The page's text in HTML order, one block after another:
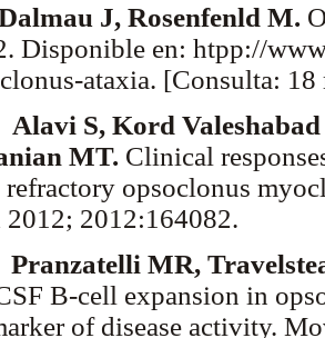
J, Rosenfenld M.
Disponible en: htpp://
ataxia. [Consulta:
Alavi S, Kord
MT. Clinical
opsoclonus
2012; 2012:164082.
Pranzatelli MR,
B-cell expansion in
of disease activity.